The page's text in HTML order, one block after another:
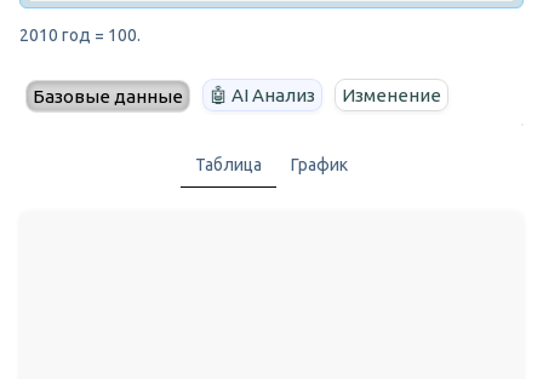
2010 год = 100.
Базовые данные 🤖 AI Анализ Изменение
Таблица График